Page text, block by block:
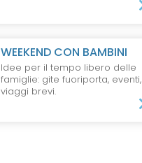
WEEKEND CON BAMBINI
Idee per il tempo libero delle
famiglie: gite fuoriporta, eventi,
viaggi brevi.